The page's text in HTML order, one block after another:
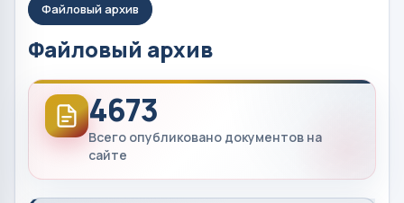
Файловый архив
Файловый архив
4673
Всего опубликовано документов на
сайте